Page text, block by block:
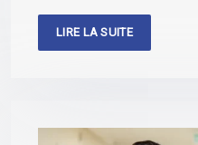
LIRE LA SUITE